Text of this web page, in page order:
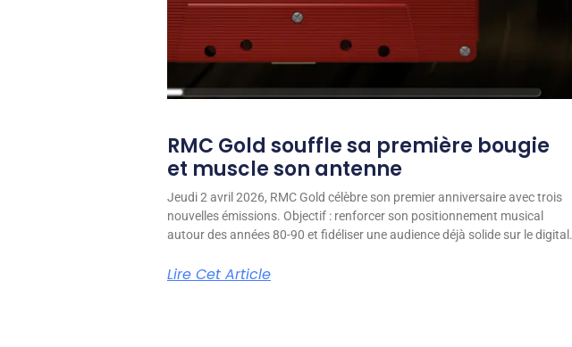
RMC Gold souffle sa première bougie
et muscle son antenne
Jeudi 2 avril 2026, RMC Gold célèbre son premier anniversaire avec trois
nouvelles émissions. Objectif : renforcer son positionnement musical
autour des années 80-90 et fidéliser une audience déjà solide sur le digital.
Lire Cet Article